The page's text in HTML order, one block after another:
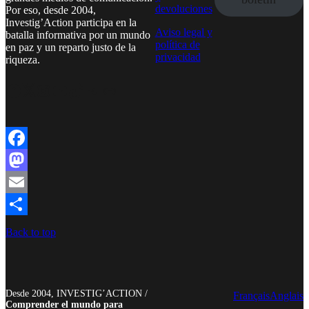
Por eso, desde 2004,
Investig’Action participa en la
batalla informativa por un mundo
en paz y un reparto justo de la
riqueza.
devoluciones
Aviso legal y
política de
privacidad
Facebook
Mastodon
Email
Compartir
Back to top
Desde 2004, INVESTIG’ACTION /
Comprender el mundo para
FrançaisAnglais